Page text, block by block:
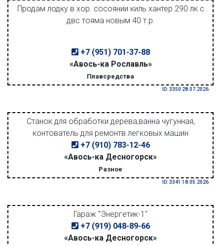
Продам лодку в хор. сосоянии киль хантер 290 лк с
двс тояма новым 40 т.р.
+7 (951) 701-37-88
«Авось-ка Рославль»
Плавсредства
ID: 3350 28.07.2026
Станок для обработки дерева,ванна чугунная,
контователь для ремонтв легковых машин
+7 (910) 783-12-46
«Авось-ка Десногорск»
Разное
ID: 3341 18.05.2026
Гараж "Энергетик-1"
+7 (919) 048-89-66
«Авось-ка Десногорск»